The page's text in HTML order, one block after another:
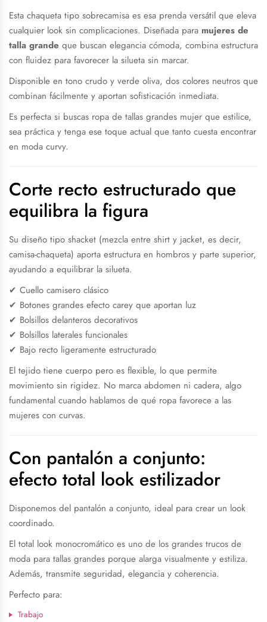
Esta chaqueta tipo sobrecamisa es esa prenda versátil que eleva
cualquier look sin complicaciones. Diseñada para mujeres de
talla grande que buscan elegancia cómoda, combina estructura
con fluidez para favorecer la silueta sin marcar.
Disponible en tono crudo y verde oliva, dos colores neutros que
combinan fácilmente y aportan sofisticación inmediata.
Es perfecta si buscas ropa de tallas grandes mujer que estilice,
sea práctica y tenga ese toque actual que tanto cuesta encontrar
en moda curvy.
Corte recto estructurado que
equilibra la figura
Su diseño tipo shacket (mezcla entre shirt y jacket, es decir,
camisa-chaqueta) aporta estructura en hombros y parte superior,
ayudando a equilibrar la silueta.
✔ Cuello camisero clásico
✔ Botones grandes efecto carey que aportan luz
✔ Bolsillos delanteros decorativos
✔ Bolsillos laterales funcionales
✔ Bajo recto ligeramente estructurado
El tejido tiene cuerpo pero es flexible, lo que permite
movimiento sin rigidez. No marca abdomen ni cadera, algo
fundamental cuando hablamos de qué ropa favorece a las
mujeres con curvas.
Con pantalón a conjunto:
efecto total look estilizador
Disponemos del pantalón a conjunto, ideal para crear un look
coordinado.
El total look monocromático es uno de los grandes trucos de
moda para tallas grandes porque alarga visualmente y estiliza.
Además, transmite seguridad, elegancia y coherencia.
Perfecto para:
Trabajo